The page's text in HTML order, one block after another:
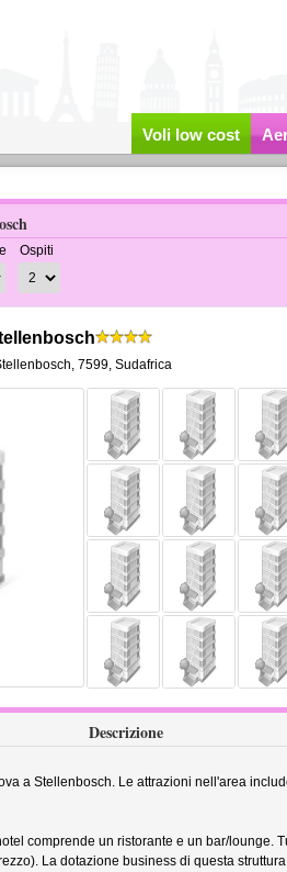
Voli low cost
Ospiti
, 7599, Sudafrica
Descrizione
a Stellenbosch. Le attrazioni nell'area
comprende un ristorante e un bar/lounge.
La dotazione business di questa